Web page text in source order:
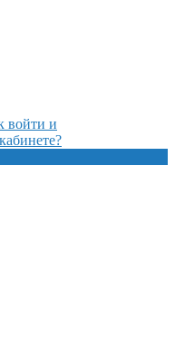
войти и